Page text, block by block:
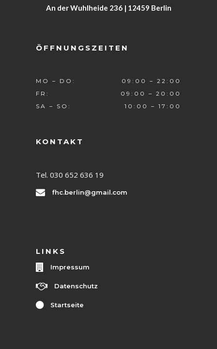
An der Wuhlheide 236 | 12459 Berlin
ÖFFNUNGSZEITEN
MO – DO:
09:00 – 22:00
FR:
09:00 – 20:00
SA – SO:
10:00 – 17:00
KONTAKT
Tel. 030 652 636 19
fhc.berlin@gmail.com
LINKS
Impressum
Datenschutz
Startseite